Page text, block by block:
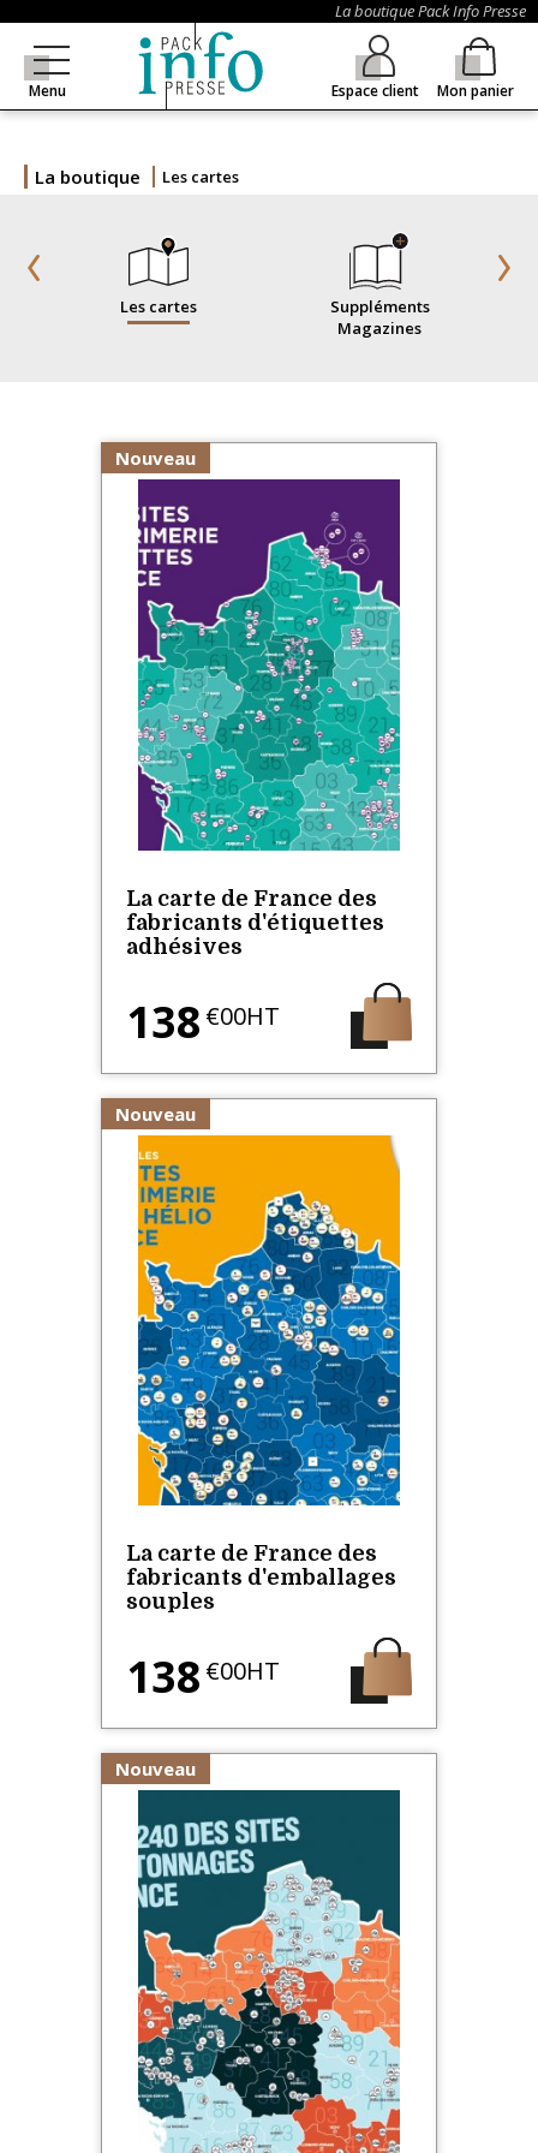
La boutique Pack Info Presse
Menu Espace client Mon panier
La boutique Les cartes
Les cartes
Suppléments
Magazines
Nouveau
La carte de France des
fabricants d'étiquettes
adhésives
138 €00HT
Nouveau
La carte de France des
fabricants d'emballages
souples
138 €00HT
Nouveau